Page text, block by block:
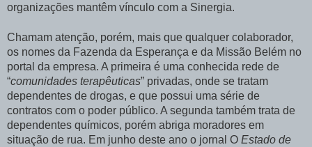
organizações mantêm vínculo com a Sinergia.
Chamam atenção, porém, mais que qualquer colaborador,
os nomes da Fazenda da Esperança e da Missão Belém no
portal da empresa. A primeira é uma conhecida rede de
“comunidades terapêuticas” privadas, onde se tratam
dependentes de drogas, e que possui uma série de
contratos com o poder público. A segunda também trata de
dependentes químicos, porém abriga moradores em
situação de rua. Em junho deste ano o jornal O Estado de